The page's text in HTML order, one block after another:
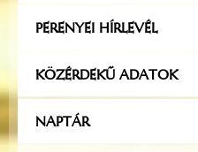
PERENYEI HÍRLEVÉL
KÖZÉRDEKŰ ADATOK
NAPTÁR